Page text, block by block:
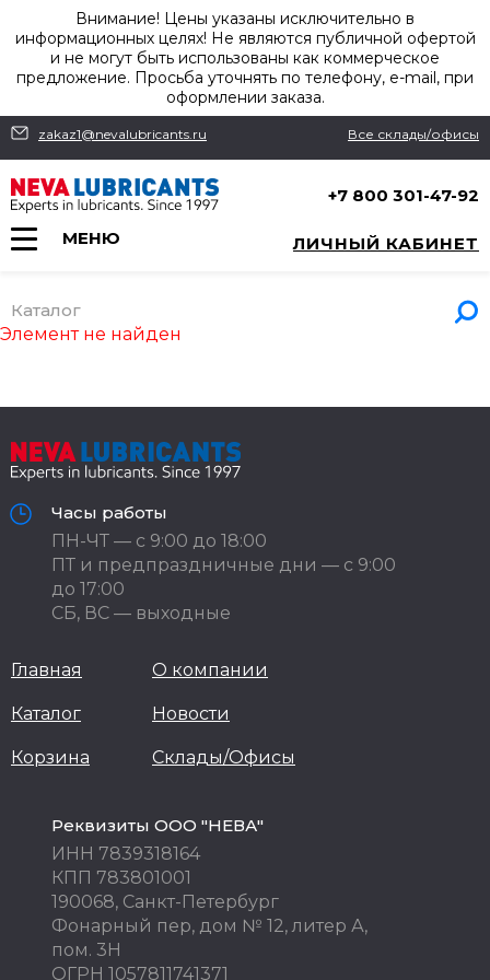
Внимание! Цены указаны исключительно в
информационных целях! Не являются публичной офертой
и не могут быть использованы как коммерческое
предложение. Просьба уточнять по телефону, e-mail, при
оформлении заказа.
zakaz1@nevalubricants.ru Все склады/офисы
+7 800 301-47-92
МЕНЮ ЛИЧНЫЙ КАБИНЕТ
Каталог
Элемент не найден
Часы работы
ПН-ЧТ — с 9:00 до 18:00
ПТ и предпраздничные дни — с 9:00
до 17:00
СБ, ВС — выходные
Главная
Каталог
Корзина
О компании
Новости
Склады/Офисы
Реквизиты ООО "НЕВА"
ИНН 7839318164
КПП 783801001
190068, Санкт-Петербург
Фонарный пер, дом № 12, литер А,
пом. 3Н
ОГРН 1057811741371